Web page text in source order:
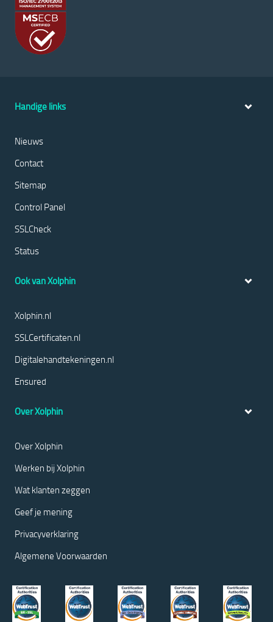
Handige links
Nieuws
Contact
Sitemap
Control Panel
SSLCheck
Status
Ook van Xolphin
Xolphin.nl
SSLCertificaten.nl
Digitalehandtekeningen.nl
Ensured
Over Xolphin
Over Xolphin
Werken bij Xolphin
Wat klanten zeggen
Geef je mening
Privacyverklaring
Algemene Voorwaarden